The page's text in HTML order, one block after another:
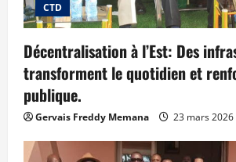
CTD
Décentralisation à l’Est: Des
transforment le quotidien et
publique.
Gervais Freddy Memana 23 mars 2026